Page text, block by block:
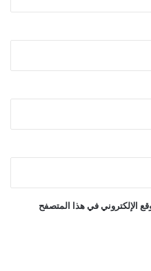
الإلكتروني في هذا المتصفح